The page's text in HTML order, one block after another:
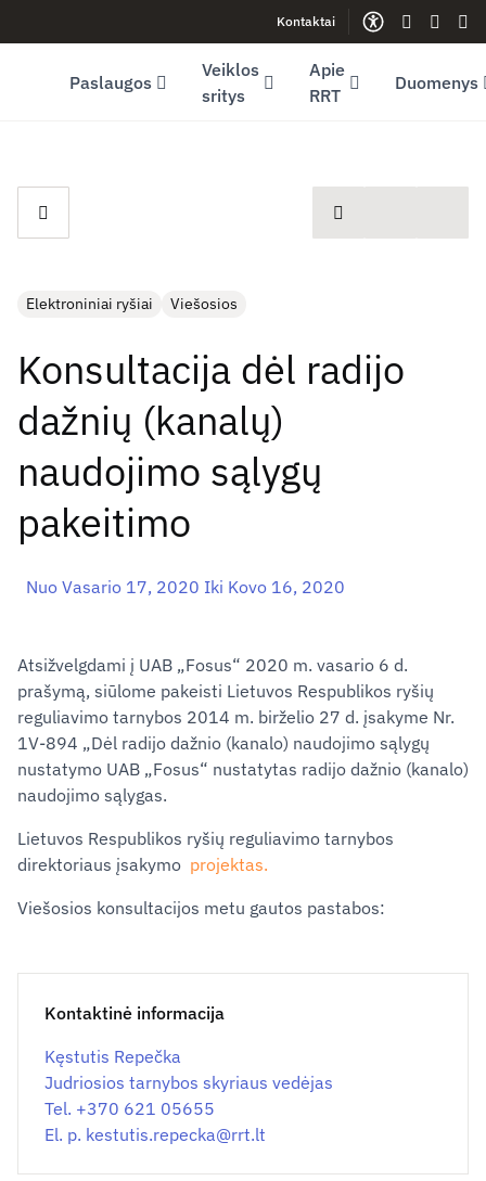
Youtube (opens in new window)Kontaktai
Gestų
Paslaugos
Veiklos
sritys
Apie
RRT
Duomenys
spausdinti
Elektroniniai ryšiai Viešosios
Konsultacija dėl radijo
dažnių (kanalų)
naudojimo sąlygų
pakeitimo
Nuo Vasario 17, 2020 Iki Kovo 16, 2020
Atsižvelgdami į UAB „Fosus“ 2020 m. vasario 6 d.
prašymą, siūlome pakeisti Lietuvos Respublikos ryšių
reguliavimo tarnybos 2014 m. birželio 27 d. įsakyme Nr.
1V-894 „Dėl radijo dažnio (kanalo) naudojimo sąlygų
nustatymo UAB „Fosus“ nustatytas radijo dažnio (kanalo)
naudojimo sąlygas.
Lietuvos Respublikos ryšių reguliavimo tarnybos
direktoriaus įsakymo projektas.
Viešosios konsultacijos metu gautos pastabos:
Kontaktinė informacija
Kęstutis Repečka
Judriosios tarnybos skyriaus vedėjas
Tel. +370 621 05655
El. p. kestutis.repecka@rrt.lt